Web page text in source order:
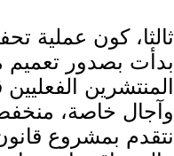
بدأت بصدور تعميم
المنتشرين
وآجال خاصة،
نتقدم بمشروع